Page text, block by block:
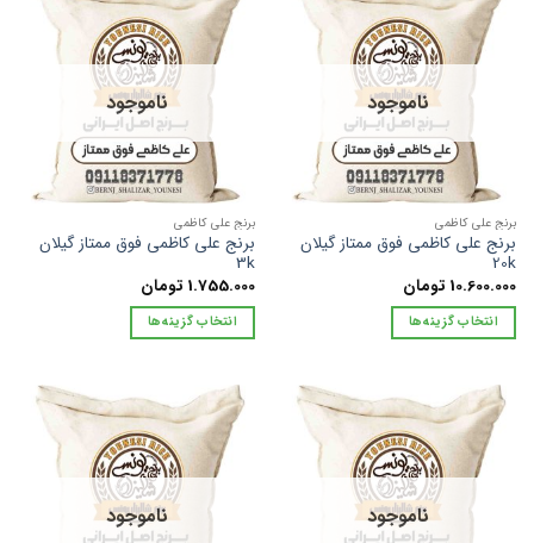
انواع
مختلفی
است
صفحه
محصول
انتخاب
شوند
انواع
مختلفی
است
صفحه
محصول
انتخاب
شوند
ناموجود
برنج علی کاظمی
برنج علی کاظمی فوق ممتاز گیلان
20k
10.600.000 تومان
انتخاب گزینه‌ها
دارای
انواع
مختلفی
ناموجود
برنج علی کاظمی
برنج علی کاظمی فوق ممتاز گیلان
3k
1.755.000 تومان
انتخاب گزینه‌ها
دارای
انواع
مختلفی
ناموجود ناموجود